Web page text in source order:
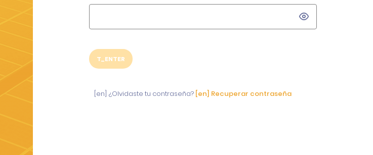
T_ENTER
[en] ¿Olvidaste tu contraseña? [en] Recuperar contraseña